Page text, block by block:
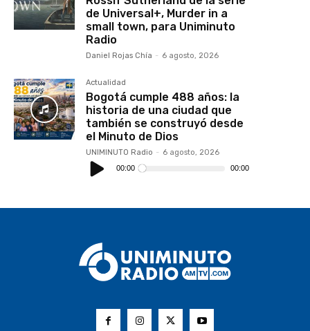
de Universal+, Murder in a
small town, para Uniminuto
Radio
Daniel Rojas Chía - 6 agosto, 2026
Actualidad
Bogotá cumple 488 años: la
historia de una ciudad que
también se construyó desde
el Minuto de Dios
UNIMINUTO Radio - 6 agosto, 2026
Reproductor
de
audio
00:00 00:00